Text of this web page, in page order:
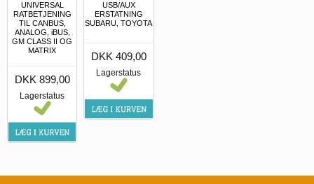
UNIVERSAL
RATBETJENING
TIL CANBUS,
ANALOG, iBUS,
GM CLASS II OG
MATRIX
DKK 899,00
Lagerstatus
USB/AUX
ERSTATNING
SUBARU, TOYOTA
DKK 409,00
Lagerstatus